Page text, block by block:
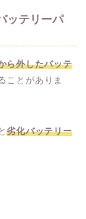
ッテリーパ
ら外したバッテ
ことがありま
劣化バッテリー